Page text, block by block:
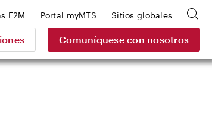
Comuníquese con nosotros
E2M Portal myMTS Sitios globales